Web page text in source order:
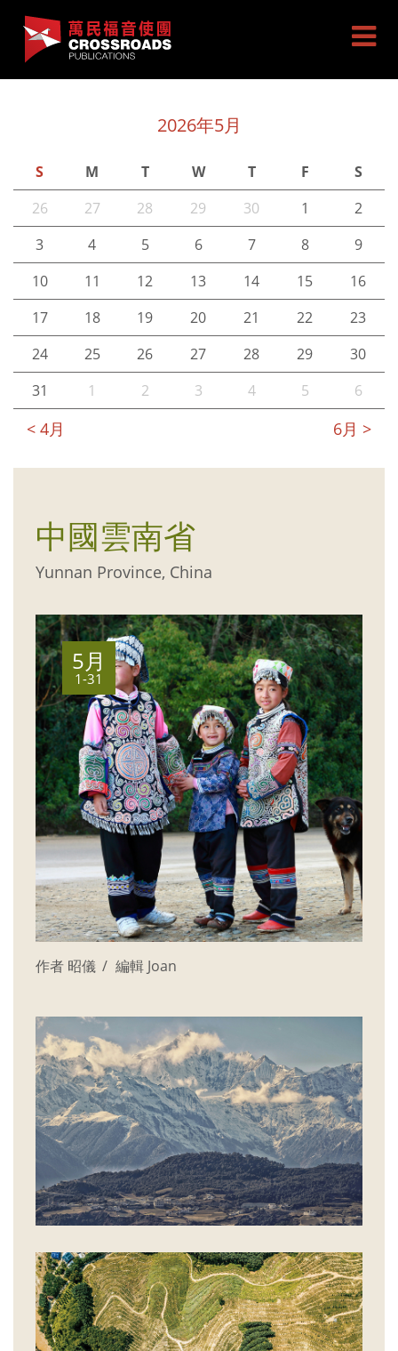
2026年5月
S M T W T F S
< 4月 6月 >
26 27 28 29 30 1
2
3
4 5 6 7 8
9
10
11 12 13 14 15
16
17
18 19 20 21 22
23
24
25 26 27 28 29
30
31
1 2 3 4 5 6
中國雲南省
Yunnan Province, China
5月
1-31
作者 昭儀 編輯 Joan